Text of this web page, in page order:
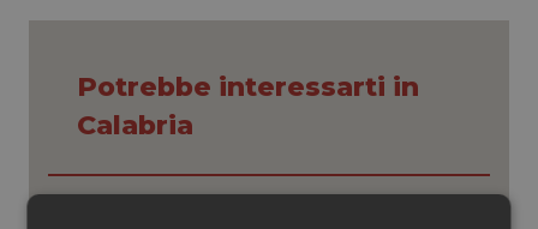
Oncologia & Nutrizione
Psoriasi & pelle
Potrebbe interessarti in
Calabria